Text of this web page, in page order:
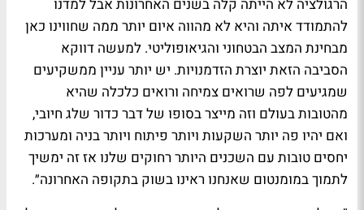
הרגולציה לא הייתה קלה בשנים האחרונות אבל למדנו
להתמודד איתה והיא לא מהווה איום יותר ממה שחווינו כאן
מבחינת המצב הבטחוני והגיאופוליטי. למעשה דווקא
הסביבה הזאת יוצרת הזדמנויות. יש יותר עניין ממשקיעים
שמגיעים לפה שרואים צמיחה ורואים כלכלה שהיא
מהטובות בעולם וזה מייצר בסופו של דבר כדור שלג חיובי,
ואם יהיו פה יותר השקעות ויותר פיתוח ויותר בניה ומערכות
יחסים טובות עם השכנים היותר רחוקים שלנו אז זה ימשיך
לתמוך במומנטום שאנחנו ראינו בשוק בתקופה האחרונה״.